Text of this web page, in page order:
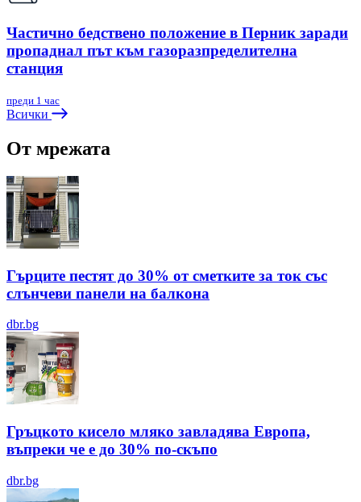
Частично бедствено положение в Перник заради
пропаднал път към газоразпределителна
станция
преди 1 час
Всички
От мрежата
Гърците пестят до 30% от сметките за ток със
слънчеви панели на балкона
dbr.bg
Гръцкото кисело мляко завладява Европа,
въпреки че е до 30% по-скъпо
dbr.bg